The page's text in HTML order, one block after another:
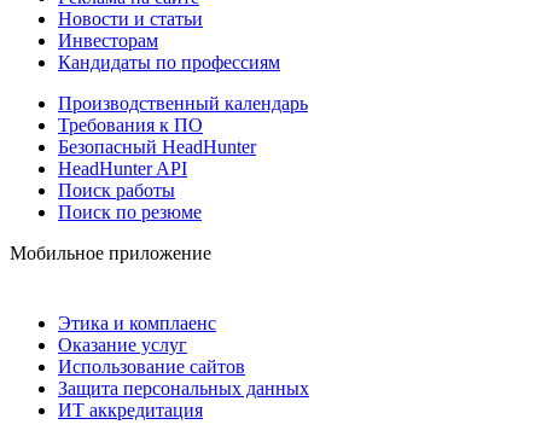
Новости и статьи
Инвесторам
Кандидаты по профессиям
Производственный календарь
Требования к ПО
Безопасный HeadHunter
HeadHunter API
Поиск работы
Поиск по резюме
Мобильное приложение
Этика и комплаенс
Оказание услуг
Использование сайтов
Защита персональных данных
ИТ аккредитация